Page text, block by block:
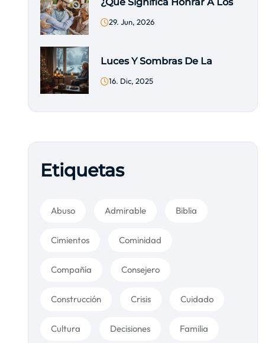
¿Qué Significa Honrar A Los
29. Jun, 2026
Luces Y Sombras De La
16. Dic, 2025
Etiquetas
Abuso Admirable Biblia
Cimientos Cominidad
Compañía Consejero
Construcción Crisis Cuidado
Cultura Decisiones Familia